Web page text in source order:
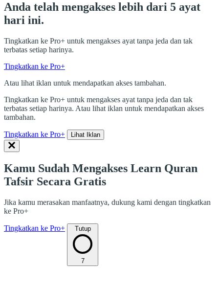
Anda telah mengakses lebih dari 5 ayat
hari ini.
Tingkatkan ke Pro+ untuk mengakses ayat tanpa jeda dan tak
terbatas setiap harinya.
Tingkatkan ke Pro+
Atau lihat iklan untuk mendapatkan akses tambahan.
Tingkatkan ke Pro+ untuk mengakses ayat tanpa jeda dan tak
terbatas setiap harinya. Atau lihat iklan untuk mendapatkan akses
tambahan.
Tingkatkan ke Pro+ Lihat Iklan
Kamu Sudah Mengakses Learn Quran
Tafsir Secara Gratis
Jika kamu merasakan manfaatnya, dukung kami dengan tingkatkan
ke Pro+
Tingkatkan ke Pro+ Tutup
7